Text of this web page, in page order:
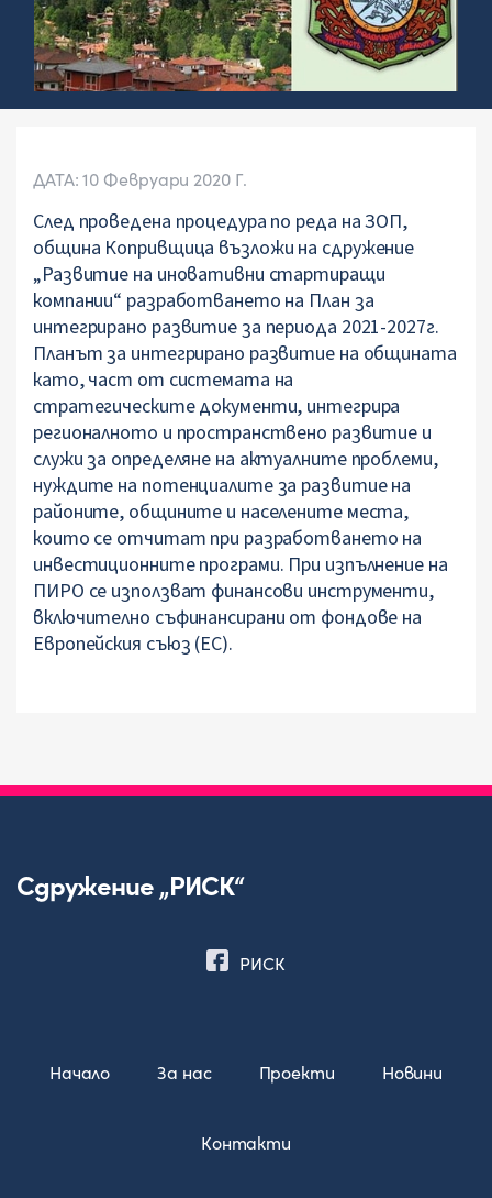
ДАТА: 10 Февруари 2020 Г.
След проведена процедура по реда на ЗОП,
община Копривщица възложи на сдружение
„Развитие на иновативни стартиращи
компании“ разработването на План за
интегрирано развитие за периода 2021-2027г.
Планът за интегрирано развитие на общината
като, част от системата на
стратегическите документи, интегрира
регионалното и пространствено развитие и
служи за определяне на актуалните проблеми,
нуждите на потенциалите за развитие на
районите, общините и населените места,
които се отчитат при разработването на
инвестиционните програми. При изпълнение на
ПИРО се използват финансови инструменти,
включително съфинансирани от фондове на
Европейския съюз (ЕС).
Сдружение „РИСК“
РИСК
Начало За нас Проекти Новини
Контакти